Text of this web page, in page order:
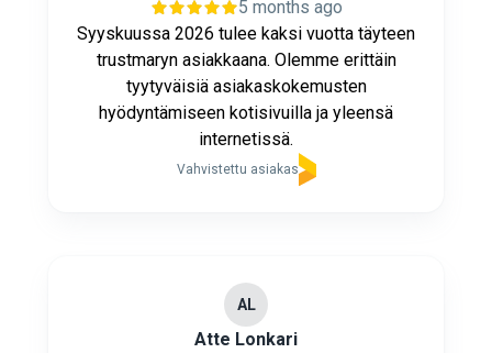
5 months ago
Syyskuussa 2026 tulee kaksi vuotta täyteen
trustmaryn asiakkaana. Olemme erittäin
tyytyväisiä asiakaskokemusten
hyödyntämiseen kotisivuilla ja yleensä
internetissä.
Vahvistettu asiakas
AL
Atte Lonkari